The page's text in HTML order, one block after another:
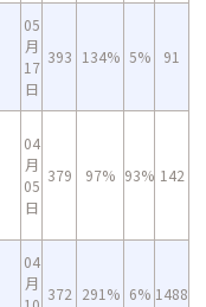
05
月
17
日
393 134% 5% 91
04
月
05
日
379 97% 93% 142
04
月
372 291% 6% 1488